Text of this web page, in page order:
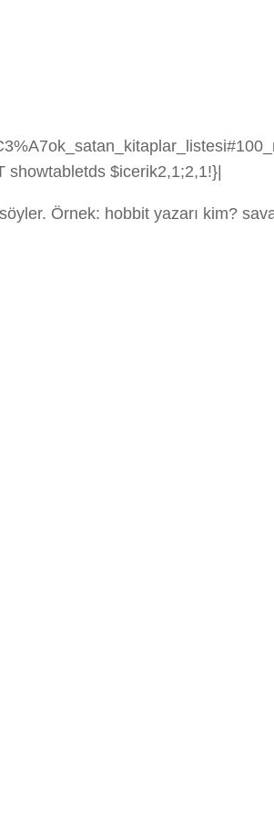
$icerik2,1;2,1!}|
Örnek: hobbit yazarı kim?